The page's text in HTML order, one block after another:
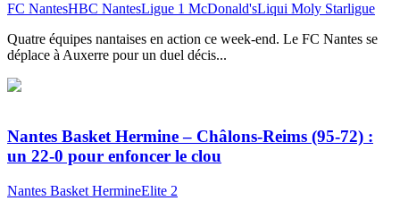
FC NantesHBC NantesLigue 1 McDonald'sLiqui Moly Starligue
Quatre équipes nantaises en action ce week-end. Le FC Nantes se
déplace à Auxerre pour un duel décis...
Nantes Basket Hermine – Châlons-Reims (95-72) :
un 22-0 pour enfoncer le clou
Nantes Basket HermineElite 2